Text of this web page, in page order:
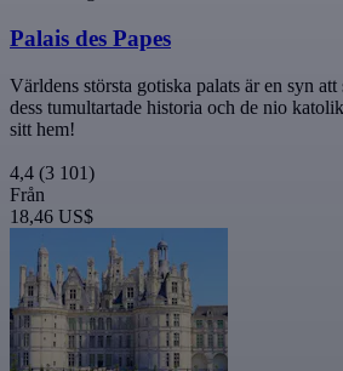
Palais des Papes
Världens största gotiska palats är en syn
dess tumultartade historia och de nio
sitt hem!
4,4 (3 101)
Från
18,46 US$